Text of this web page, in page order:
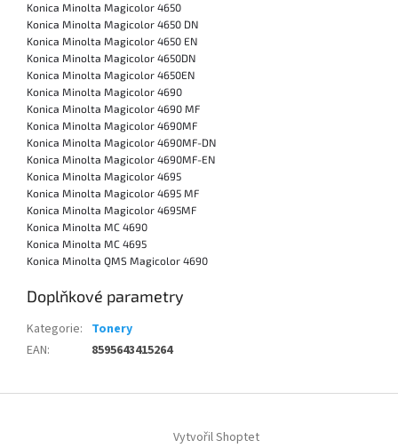
Konica Minolta Magicolor 4650
Konica Minolta Magicolor 4650 DN
Konica Minolta Magicolor 4650 EN
Konica Minolta Magicolor 4650DN
Konica Minolta Magicolor 4650EN
Konica Minolta Magicolor 4690
Konica Minolta Magicolor 4690 MF
Konica Minolta Magicolor 4690MF
Konica Minolta Magicolor 4690MF-DN
Konica Minolta Magicolor 4690MF-EN
Konica Minolta Magicolor 4695
Konica Minolta Magicolor 4695 MF
Konica Minolta Magicolor 4695MF
Konica Minolta MC 4690
Konica Minolta MC 4695
Konica Minolta QMS Magicolor 4690
Doplňkové parametry
Kategorie: Tonery
EAN: 8595643415264
Vytvořil Shoptet